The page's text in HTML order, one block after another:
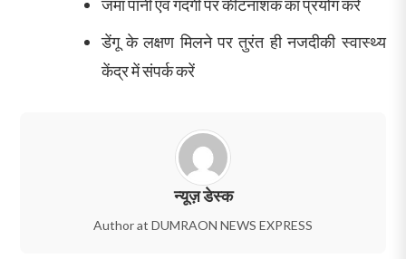
जमा पानी एवं गंदगी पर कीटनाशक का प्रयोग करें
डेंगू के लक्षण मिलने पर तुरंत ही नजदीकी स्वास्थ्य
केंद्र में संपर्क करें
न्यूज़ डेस्क
Author at DUMRAON NEWS EXPRESS